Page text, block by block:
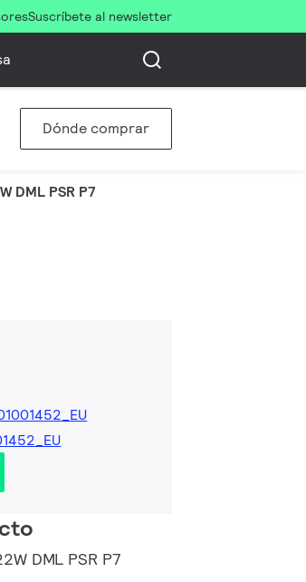
Suscríbete al newsletter
Dónde comprar
DML PSR P7
DML PSR P7